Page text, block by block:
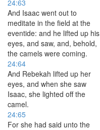
24:63
And Isaac went out to
meditate in the field at the
eventide: and he lifted up his
eyes, and saw, and, behold,
the camels were coming.
24:64
And Rebekah lifted up her
eyes, and when she saw
Isaac, she lighted off the
camel.
24:65
For she had said unto the